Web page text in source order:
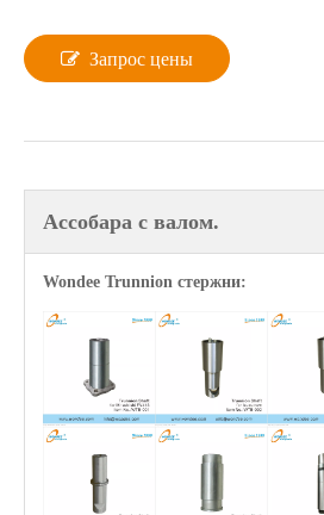
Запрос цены
Ассобара с валом.
Wondee Trunnion стержни: